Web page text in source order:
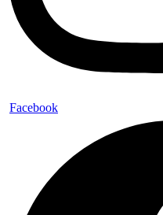
Facebook